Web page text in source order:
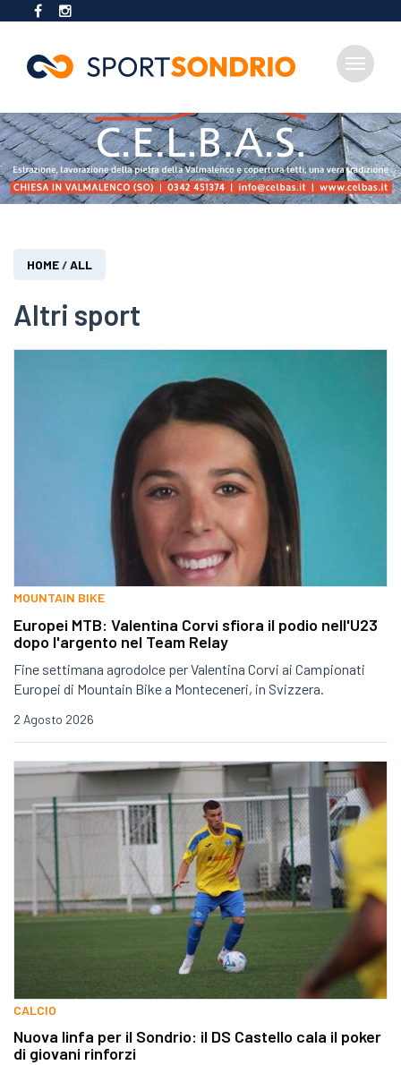
al
contenuto
principale
Toggle
Tu
qui
HOME/ALL
Altri sport
MOUNTAIN BIKE
Europei MTB: Valentina Corvi sfiora il podio nell'U23
dopo l'argento nel Team Relay
Fine settimana agrodolce per Valentina Corvi ai Campionati
Europei di Mountain Bike a Monteceneri, in Svizzera.
2 Agosto 2026
CALCIO
Nuova linfa per il Sondrio: il DS Castello cala il poker
di giovani rinforzi